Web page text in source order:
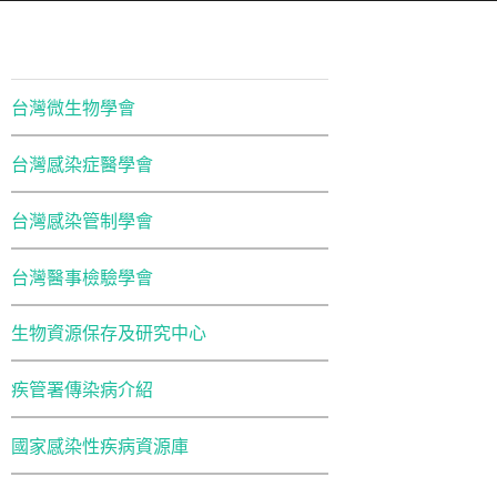
台灣微生物學會
台灣感染症醫學會
台灣感染管制學會
台灣醫事檢驗學會
生物資源保存及研究中心
疾管署傳染病介紹
國家感染性疾病資源庫